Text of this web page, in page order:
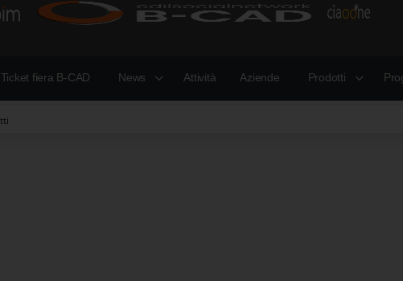
Ticket fiera B-CAD News Attività Aziende Prodotti